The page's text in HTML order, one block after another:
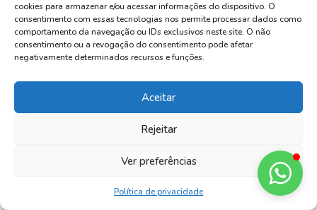
cookies para armazenar e/ou acessar informações do dispositivo. O
consentimento com essas tecnologias nos permite processar dados como
comportamento da navegação ou IDs exclusivos neste site. O não
consentimento ou a revogação do consentimento pode afetar
negativamente determinados recursos e funções.
Aceitar
Rejeitar
Ver preferências
Política de privacidade
© AXAR INCORPADORA | Todos os direitos reservados.